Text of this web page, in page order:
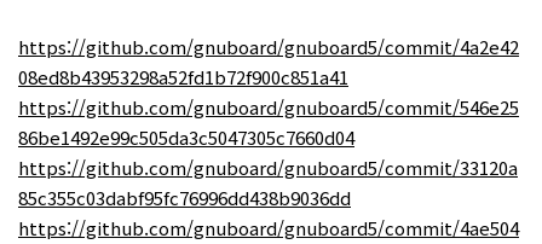
https://github.com/gnuboard/gnuboard5/commit/4a2e42
08ed8b43953298a52fd1b72f900c851a41
https://github.com/gnuboard/gnuboard5/commit/546e25
86be1492e99c505da3c5047305c7660d04
https://github.com/gnuboard/gnuboard5/commit/33120a
85c355c03dabf95fc76996dd438b9036dd
https://github.com/gnuboard/gnuboard5/commit/4ae504